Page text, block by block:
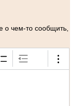
о чем-то сообщить,